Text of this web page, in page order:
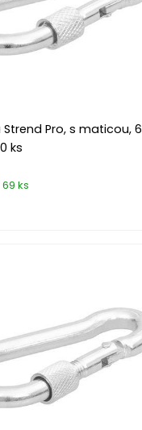
Pro, s maticou, 6
ks
ks